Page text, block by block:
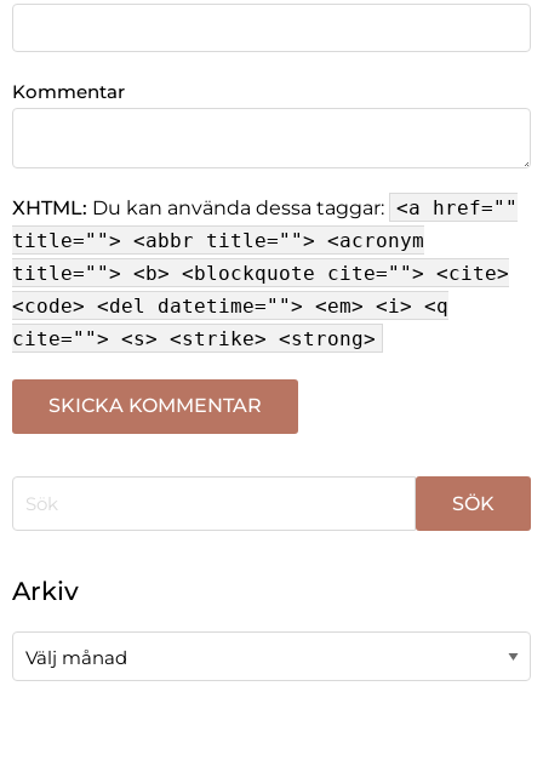
Kommentar
XHTML: Du kan använda dessa taggar: <a href=""
title=""> <abbr title=""> <acronym
title=""> <b> <blockquote cite=""> <cite>
<code> <del datetime=""> <em> <i> <q
cite=""> <s> <strike> <strong>
Arkiv